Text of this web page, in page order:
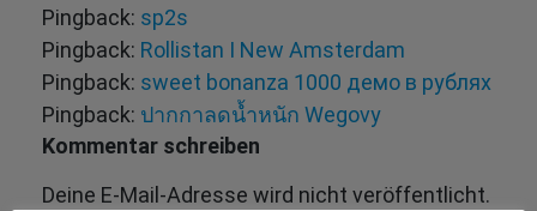
Pingback: sp2s
Pingback: Rollistan I New Amsterdam
Pingback: sweet bonanza 1000 демо в рублях
Pingback: ปากกาลดน้ำหนัก Wegovy
Kommentar schreiben
Deine E-Mail-Adresse wird nicht veröffentlicht.